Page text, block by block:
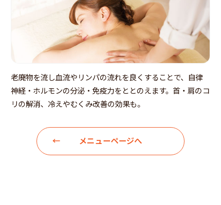
老廃物を流し血流やリンパの流れを良くすることで、自律
神経・ホルモンの分泌・免疫力をととのえます。首・肩のコ
リの解消、冷えやむくみ改善の効果も。
メニューページへ